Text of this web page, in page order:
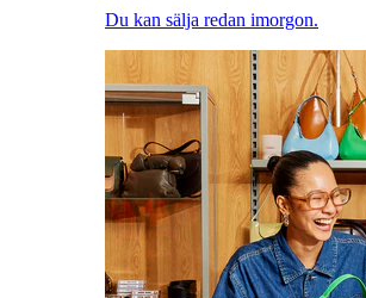
Du kan sälja redan imorgon.